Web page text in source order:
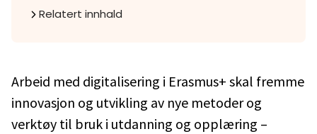
Relatert innhald
Arbeid med digitalisering i Erasmus+ skal fremme
innovasjon og utvikling av nye metoder og
verktøy til bruk i utdanning og opplæring –